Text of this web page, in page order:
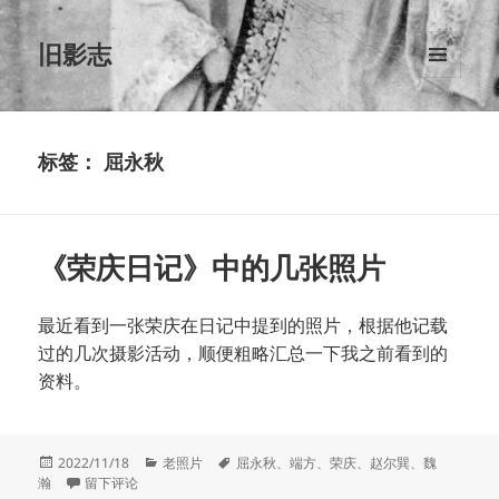
旧影志
菜单和
挂件
标签： 屈永秋
《荣庆日记》中的几张照片
最近看到一张荣庆在日记中提到的照片，根据他记载
过的几次摄影活动，顺便粗略汇总一下我之前看到的
资料。
发
布
2022/11/18
分
老照片
标
屈永秋、端方、荣庆、 赵尔巽、魏
瀚
于《荣庆日记》中的几张照片
留下评论